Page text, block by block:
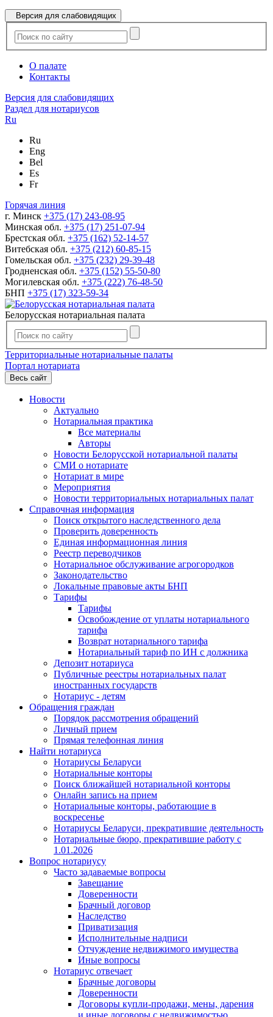
Версия для слабовидящих
О палате
Контакты
Версия для слабовидящих
Раздел для нотариусов
Ru
Ru
Eng
Bel
Es
Fr
Горячая линия
г. Минск +375 (17) 243-08-95
Минская обл. +375 (17) 251-07-94
Брестская обл. +375 (162) 52-14-57
Витебская обл. +375 (212) 60-85-15
Гомельская обл. +375 (232) 29-39-48
Гродненская обл. +375 (152) 55-50-80
Могилевская обл. +375 (222) 76-48-50
БНП +375 (17) 323-59-34
Белорусская нотариальная палата
Территориальные нотариальные палаты
Портал нотариата
Весь сайт
Новости
Актуально
Нотариальная практика
Все материалы
Авторы
Новости Белорусской нотариальной палаты
СМИ о нотариате
Нотариат в мире
Мероприятия
Новости территориальных нотариальных палат
Справочная информация
Поиск открытого наследственного дела
Проверить доверенность
Единая информационная линия
Реестр переводчиков
Нотариальное обслуживание агрогородков
Законодательство
Локальные правовые акты БНП
Тарифы
Тарифы
Освобождение от уплаты нотариального
тарифа
Возврат нотариального тарифа
Нотариальный тариф по ИН с должника
Депозит нотариуса
Публичные реестры нотариальных палат
иностранных государств
Нотариус - детям
Обращения граждан
Порядок рассмотрения обращений
Личный прием
Прямая телефонная линия
Найти нотариуса
Нотариусы Беларуси
Нотариальные конторы
Поиск ближайшей нотариальной конторы
Онлайн запись на прием
Нотариальные конторы, работающие в
воскресенье
Нотариусы Беларуси, прекратившие деятельность
Нотариальные бюро, прекратившие работу с
1.01.2026
Вопрос нотариусу
Часто задаваемые вопросы
Завещание
Доверенности
Брачный договор
Наследство
Приватизация
Исполнительные надписи
Отчуждение недвижимого имущества
Иные вопросы
Нотариус отвечает
Брачные договоры
Доверенности
Договоры купли-продажи, мены, дарения
и иные договоры с недвижимостью